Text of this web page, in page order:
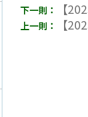
【
【